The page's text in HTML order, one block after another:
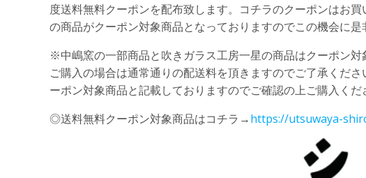
度送料無料クーポンを配布致します。コチラのクーポンはお
の商品がクーポン対象商品となっておりますのでこの機会に是
※中嶋窯の一部商品と吹きガラス工房一星の商品はクーポン
ご購入の場合は通常通りの配送料を頂きますのでご了承くだ
ーポン対象商品と記載しておりますのでご確認の上ご購入くだ
◎送料無料クーポン対象商品はコチラ→https://utsuwaya-